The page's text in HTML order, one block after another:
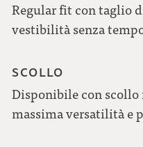
Regular fit con taglio
vestibilità senza
SCOLLO
Disponibile con scollo
massima versatilità e